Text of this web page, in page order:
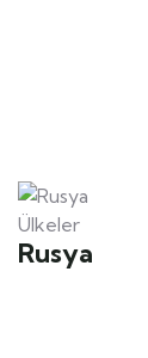
Ülkeler
Rusya